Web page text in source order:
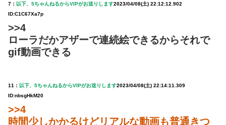
7： 以下、5ちゃんねるからVIPがお送りします2023/04/08(土) 22:12:12.902
ID:C1C67Xa7p
>>4
ローラだかアザーで連続絵できるからそれで
gif動画できる
11： 以下、5ちゃんねるからVIPがお送りします2023/04/08(土) 22:14:11.309
ID:nbsgHkM20
>>4
時間少しかかるけどリアルな動画も普通きつ